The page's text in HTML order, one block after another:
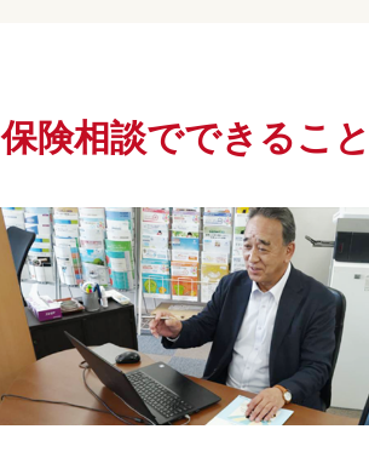
保険相談でできること